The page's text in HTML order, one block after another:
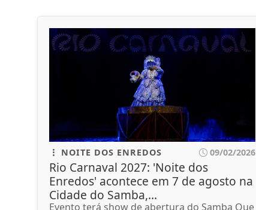
NOITE DOS ENREDOS 09/02/2026
Rio Carnaval 2027: 'Noite dos
Enredos' acontece em 7 de agosto na
Cidade do Samba,...
Evento terá show de abertura do Samba Que